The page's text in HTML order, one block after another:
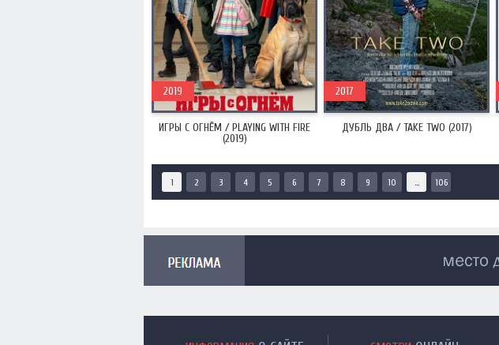
ИГРЫ С ОГНЁМ / PLAYING WITH FIRE
(2019)
2019
ДУБЛЬ ДВА / TAKE TWO (2017)
2017
1 2 3 4 5 6 7 8 9 10 ... 106